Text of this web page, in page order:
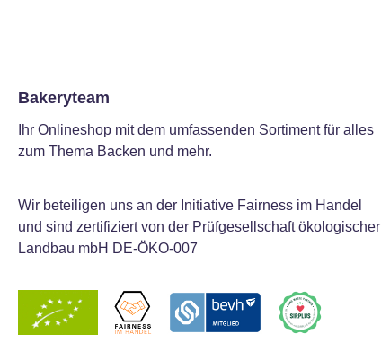
Bakeryteam
Ihr Onlineshop mit dem umfassenden Sortiment für alles
zum Thema Backen und mehr.
Wir beteiligen uns an der Initiative Fairness im Handel
und sind zertifiziert von der Prüfgesellschaft ökologischer
Landbau mbH DE-ÖKO-007